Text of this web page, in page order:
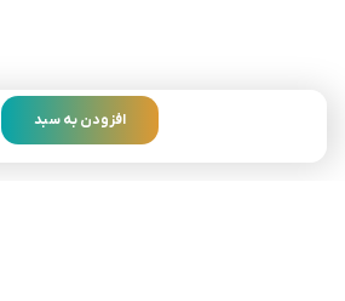
افزودن به سبد